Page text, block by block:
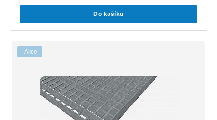
Do košíku
Akce